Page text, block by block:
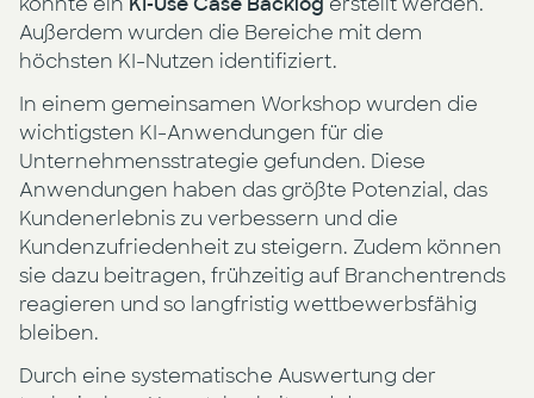
Außerdem wurden die Bereiche mit dem
höchsten KI-Nutzen identifiziert.
In einem gemeinsamen Workshop wurden die
wichtigsten KI-Anwendungen für die
Unternehmensstrategie gefunden. Diese
Anwendungen haben das größte Potenzial, das
Kundenerlebnis zu verbessern und die
Kundenzufriedenheit zu steigern. Zudem können
sie dazu beitragen, frühzeitig auf Branchentrends
reagieren und so langfristig wettbewerbsfähig
bleiben.
Durch eine systematische Auswertung der